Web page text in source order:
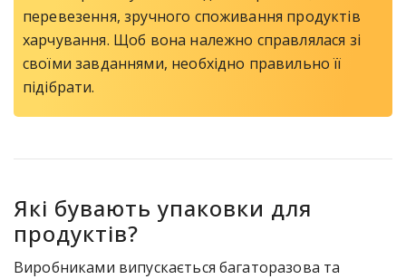
перевезення, зручного споживання продуктів
харчування. Щоб вона належно справлялася зі
своїми завданнями, необхідно правильно її
підібрати.
Які бувають упаковки для
продуктів?
Виробниками випускається багаторазова та